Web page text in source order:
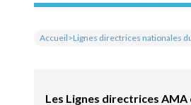
Accueil>Lignes directrices nationales
Les Lignes directrices